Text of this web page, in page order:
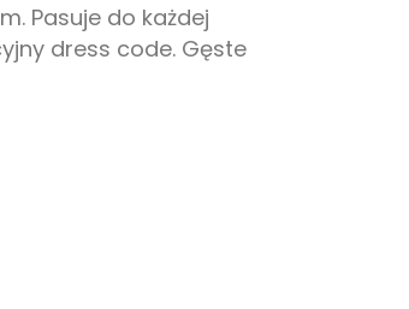
Pasuje do każdej
dress code. Gęste